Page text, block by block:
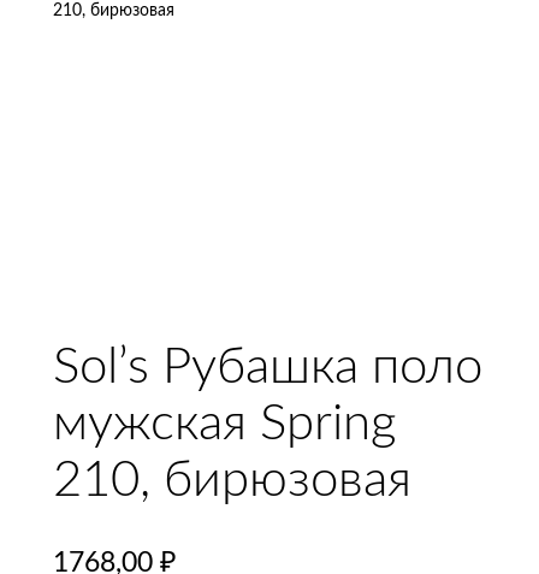
210, бирюзовая
Sol’s Рубашка поло
мужская Spring
210, бирюзовая
1768,00 ₽